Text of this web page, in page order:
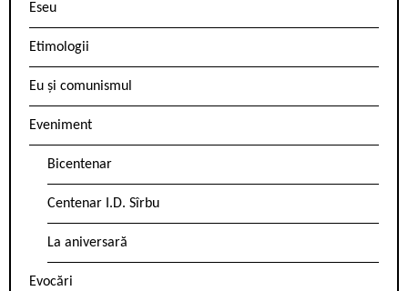
Eseu
Etimologii
Eu și comunismul
Eveniment
Bicentenar
Centenar I.D. Sîrbu
La aniversară
Evocări